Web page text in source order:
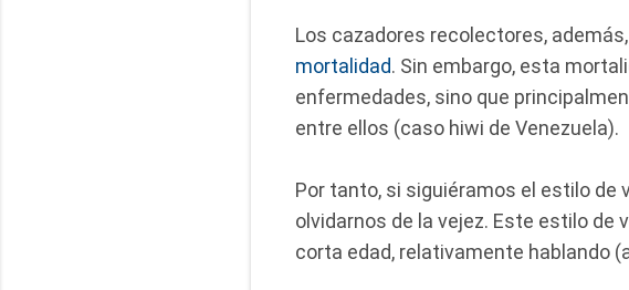
Los cazadores recolectores, además,
mortalidad. Sin embargo, esta
enfermedades, sino que
entre ellos (caso hiwi de Venezuela).
Por tanto, si siguiéramos el estilo
olvidarnos de la vejez. Este estilo de
corta edad, relativamente hablando